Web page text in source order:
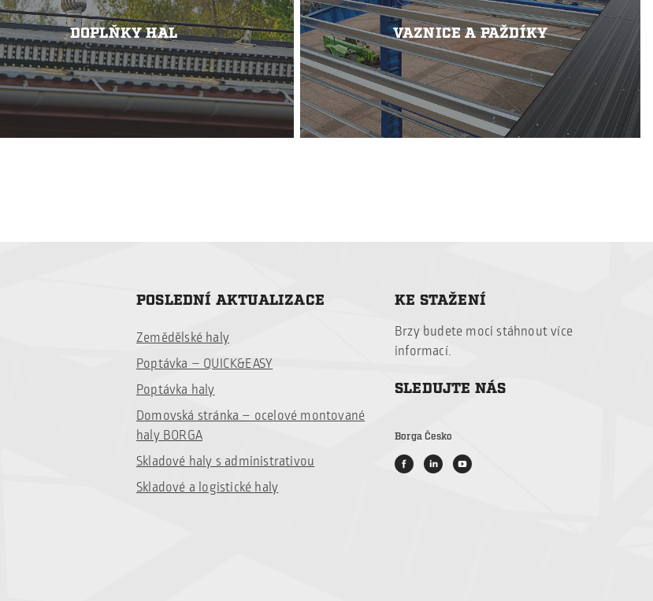
DOPLŇKY HAL VAZNICE A PAŽDÍKY
POSLEDNÍ AKTUALIZACE
Zemědělské haly
Poptávka – QUICK&EASY
Poptávka haly
Domovská stránka – ocelové montované
haly BORGA
Skladové haly s administrativou
Skladové a logistické haly
KE STAŽENÍ
Brzy budete moci stáhnoutvíce
informací.
SLEDUJTE NÁS
Borga Česko